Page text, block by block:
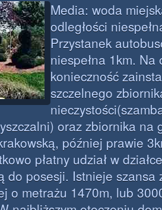
Media: woda
odległości
Przystanek
niespełna 1km.
konieczność
szczelnego
oraz zbiornika na
później prawie
płatny udział w
do posesji. Istnieje szansa
o metrażu 1470m, lub